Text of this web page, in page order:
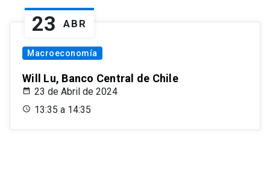
23 ABR
Macroeconomía
Will Lu, Banco Central de Chile
23 de Abril de 2024
13:35 a 14:35